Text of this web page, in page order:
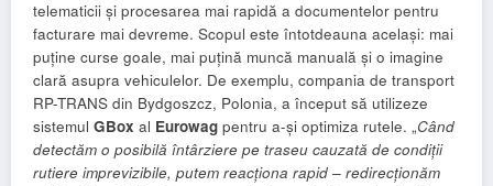
telematicii și procesarea mai rapidă a documentelor pentru
facturare mai devreme. Scopul este întotdeauna același: mai
puține curse goale, mai puțină muncă manuală și o imagine
clară asupra vehiculelor. De exemplu, compania de transport
RP-TRANS din Bydgoszcz, Polonia, a început să utilizeze
sistemul GBox al Eurowag pentru a-și optimiza rutele. „Când
detectăm o posibilă întârziere pe traseu cauzată de condiții
rutiere imprevizibile, putem reacționa rapid – redirecționăm